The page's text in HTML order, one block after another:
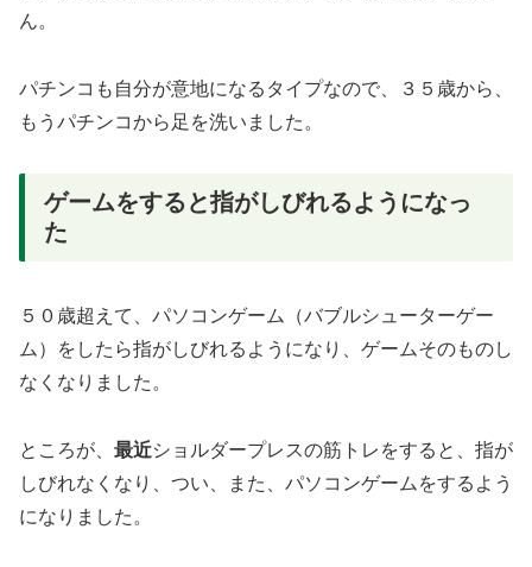
ん。
パチンコも自分が意地になるタイプなので、３５歳から、
もうパチンコから足を洗いました。
ゲームをすると指がしびれるようになっ
た
５０歳超えて、パソコンゲーム（バブルシューターゲー
ム）をしたら指がしびれるようになり、ゲームそのものし
なくなりました。
ところが、 最近ショルダープレスの筋トレをすると、指が
しびれなくなり、つい、また、パソコンゲームをするよう
になりました。